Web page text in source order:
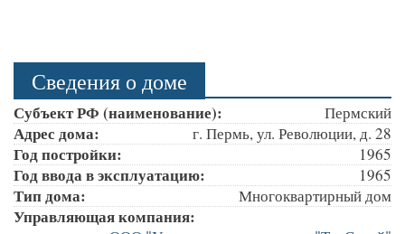
Сведения о доме
Субъект РФ (наименование): Пермский
Адрес дома: г. Пермь, ул. Революции, д. 28
Год постройки: 1965
Год ввода в эксплуатацию: 1965
Тип дома: Многоквартирный дом
Управляющая компания: